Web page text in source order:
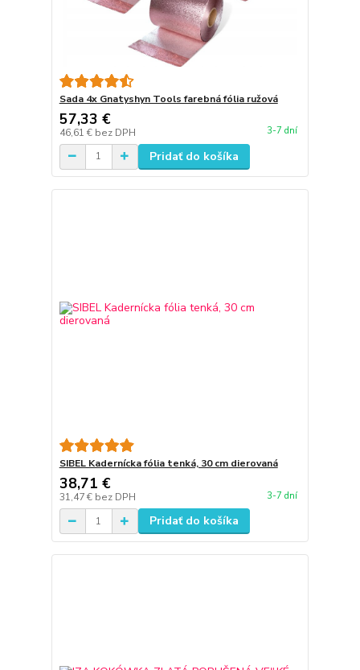
Sada 4x Gnatyshyn Tools farebná fólia ružová
57,33 €
46,61 € bez DPH 3-7 dní
Pridať do košíka
SIBEL Kadernícka fólia tenká, 30 cm dierovaná
38,71 €
31,47 € bez DPH 3-7 dní
Pridať do košíka